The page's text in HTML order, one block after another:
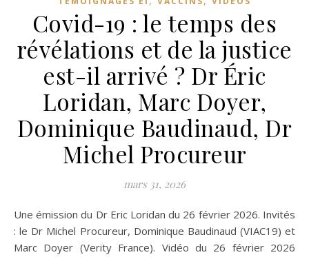
Covid-19 : le temps des
révélations et de la justice
est-il arrivé ? Dr Éric
Loridan, Marc Doyer,
Dominique Baudinaud, Dr
Michel Procureur
mars 31, 2026
Une émission du Dr Eric Loridan du 26 février 2026. Invités
: le Dr Michel Procureur, Dominique Baudinaud (VIAC19) et
Marc Doyer (Verity France). Vidéo du 26 février 2026